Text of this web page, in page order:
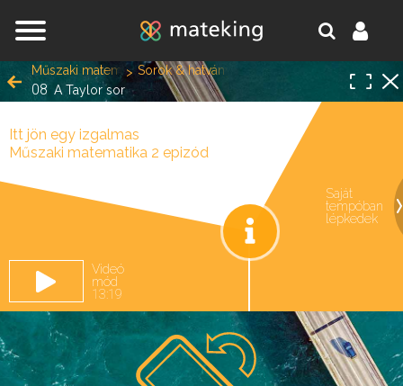
Műszaki matematika 2Sorok & hatványsorok & Taylor-sorok
A Taylor sor
08
Itt jön egy izgalmas
Műszaki matematika 2 epizód
Videó
mód
13:19
Saját
tempóban
lépkedek